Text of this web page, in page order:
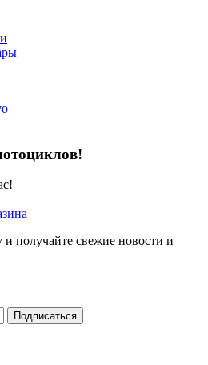
получайте свежие новости и